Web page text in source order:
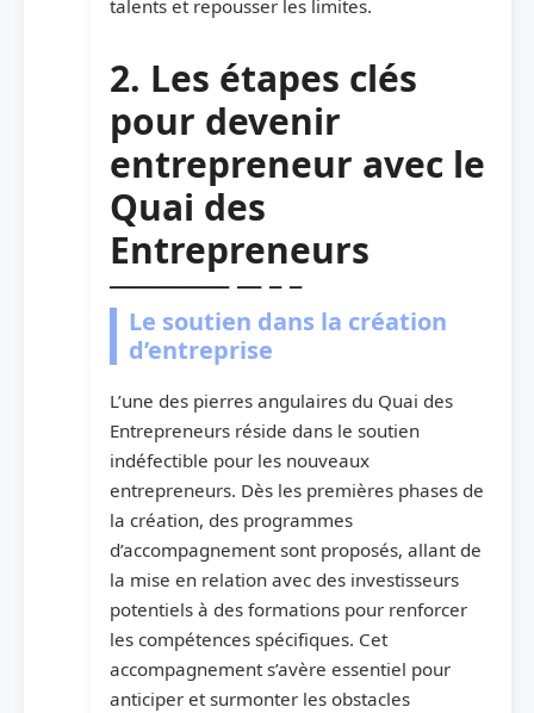
talents et repousser les limites.
2. Les étapes clés
pour devenir
entrepreneur avec le
Quai des
Entrepreneurs
Le soutien dans la création
d’entreprise
L’une des pierres angulaires du Quai des
Entrepreneurs réside dans le soutien
indéfectible pour les nouveaux
entrepreneurs. Dès les premières phases de
la création, des programmes
d’accompagnement sont proposés, allant de
la mise en relation avec des investisseurs
potentiels à des formations pour renforcer
les compétences spécifiques. Cet
accompagnement s’avère essentiel pour
anticiper et surmonter les obstacles